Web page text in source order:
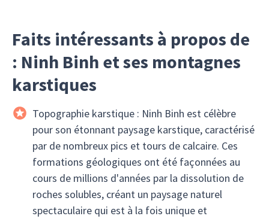
Faits intéressants à propos de
: Ninh Binh et ses montagnes
karstiques
Topographie karstique : Ninh Binh est célèbre
pour son étonnant paysage karstique, caractérisé
par de nombreux pics et tours de calcaire. Ces
formations géologiques ont été façonnées au
cours de millions d'années par la dissolution de
roches solubles, créant un paysage naturel
spectaculaire qui est à la fois unique et